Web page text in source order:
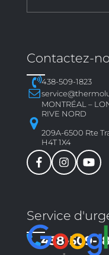
Contactez-
438-509-1823
MONTRÉAL –
RIVE NORD
209A-6500 Rte
H4T 1X4
Service
438-509-